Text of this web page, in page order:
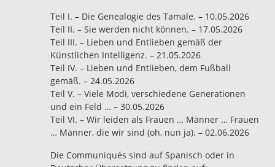
Teil I. – Die Genealogie des Tamale. – 10.05.2026
Teil II. – Sie werden nicht können. – 17.05.2026
Teil III. – Lieben und Entlieben gemäß der
Künstlichen Intelligenz. – 21.05.2026
Teil IV. – Lieben und Entlieben, dem Fußball
gemäß. – 24.05.2026
Teil V. – Viele Modi, verschiedene Generationen
und ein Feld … – 30.05.2026
Teil VI. – Wir leiden als Frauen … Männer … Frauen
… Männer, die wir sind (oh, nun ja). – 02.06.2026
Die Communiqués sind auf Spanisch oder in